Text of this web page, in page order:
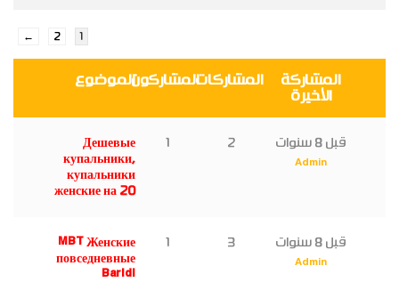
1
2
←
الموضوعالمشاركونالمشاركات
المشاركة
الأخيرة
Дешевые
купальники,
купальники
женские на 20
1 2 قبل 8 سنوات
Admin
MBT Женские
повседневные
Baridi
1 3 قبل 8 سنوات
Admin